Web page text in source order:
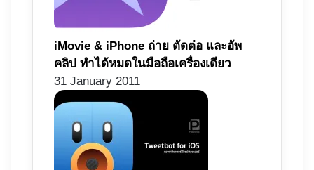
iMovie & iPhone ถ่าย ตัดต่อ และอัพ
คลิป ทำได้หมดในมือถือเครื่องเดียว
31 January 2011